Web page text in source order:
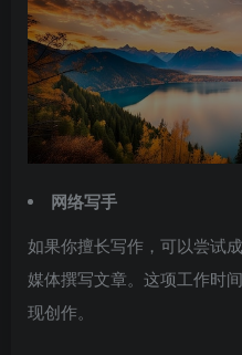
网络写手
如果你擅长写作，可以尝试
媒体撰写文章。这项工作时
现创作。